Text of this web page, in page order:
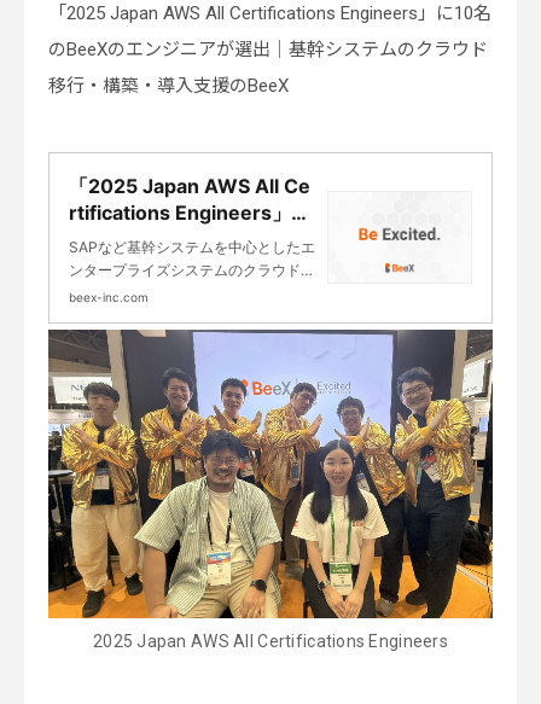
「2025 Japan AWS All Certifications Engineers」に10名
のBeeXのエンジニアが選出｜基幹システムのクラウド
移行・構築・導入支援のBeeX
「2025 Japan AWS All Ce
rtifications Engineers」に
10名のBeeXのエンジニアが
選出｜基幹システムのクラ
ウド移行・構築・導入支援
のBeeX
SAPなど基幹システムを中心としたエ
ンタープライズシステムのクラウドイ
ンテグレーションを専業とした株式会
pan AWS All Certifications Engineer
s」に10名のBeeXのエンジニアが選出
をご紹介いたします。
beex-inc.com
2025 Japan AWS All Certifications Engineers